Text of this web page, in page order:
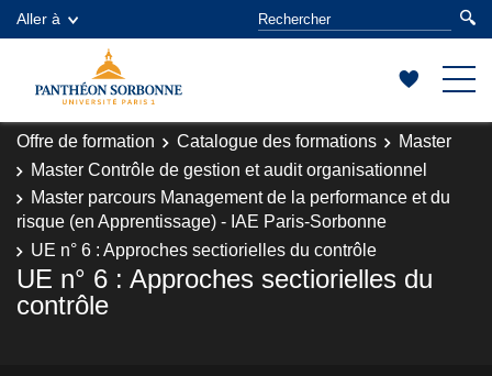
Aller à
Offre de formation Catalogue des formations
Master
Master Contrôle de gestion et audit organisationnel
Master parcours Management de la performance et du
risque (en Apprentissage) - IAE Paris-Sorbonne
UE n° 6 : Approches sectiorielles du contrôle
UE n° 6 : Approches sectiorielles du
contrôle